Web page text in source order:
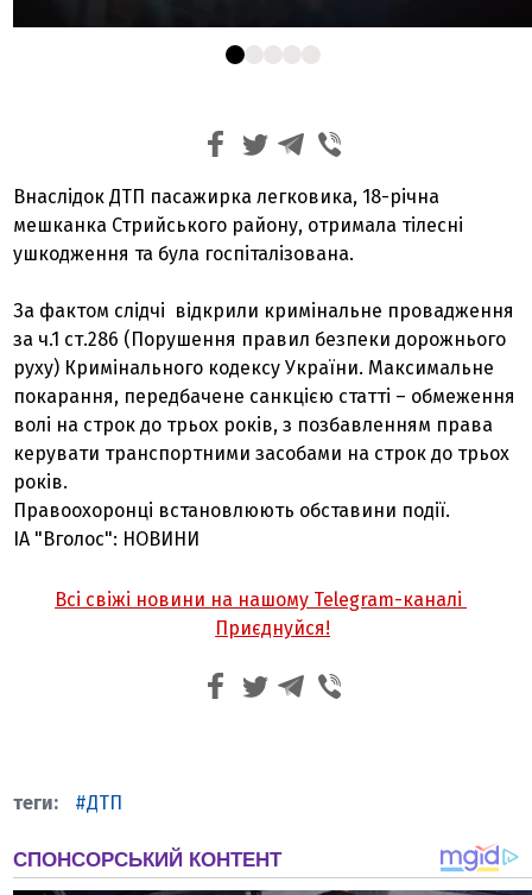
Внаслідок ДТП пасажирка легковика, 18-річна
мешканка Стрийського району, отримала тілесні
ушкодження та була госпіталізована.
За фактом слідчі відкрили кримінальне провадження
за ч.1 ст.286 (Порушення правил безпеки дорожнього
руху) Кримінального кодексу України. Максимальне
покарання, передбачене санкцією статті – обмеження
волі на строк до трьох років, з позбавленням права
керувати транспортними засобами на строк до трьох
років.
Правоохоронці встановлюють обставини події.
ІА "Вголос": НОВИНИ
Всі свіжі новини на нашому Telegram-каналі
Приєднуйся!
ДТП